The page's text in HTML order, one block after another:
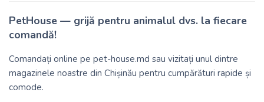
PetHouse — grijă pentru animalul dvs. la fiecare
comandă!
Comandați online pe pet-house.md sau vizitați unul dintre
magazinele noastre din Chișinău pentru cumpărături rapide și
comode.